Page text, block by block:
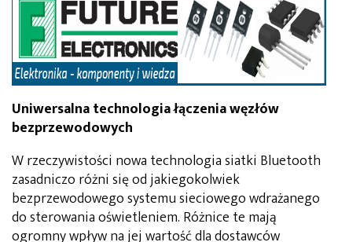
Uniwersalna technologia łączenia węzłów
bezprzewodowych
W rzeczywistości nowa technologia siatki Bluetooth
zasadniczo różni się od jakiegokolwiek
bezprzewodowego systemu sieciowego wdrażanego
do sterowania oświetleniem. Różnice te mają
ogromny wpływ na jej wartość dla dostawców